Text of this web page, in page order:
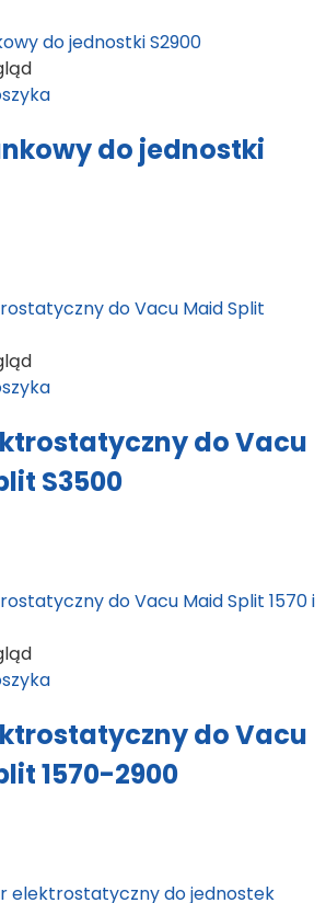
do jednostki
do Vacu
S3500
do Vacu
1570-2900